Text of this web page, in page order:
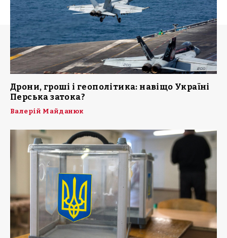
Дрони, гроші і геополітика: навіщо Україні
Перська затока?
Валерій Майданюк